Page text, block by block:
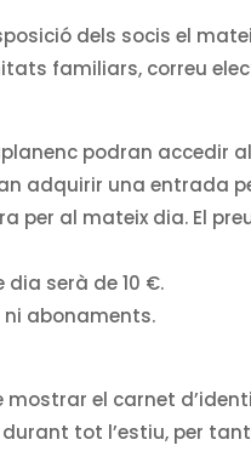
dels socis el
familiars, correu
podran
adquirir una entrada
al mateix dia. El
dia serà de 10 €.
ni abonaments.
mostrar el carnet
tot l’estiu, per